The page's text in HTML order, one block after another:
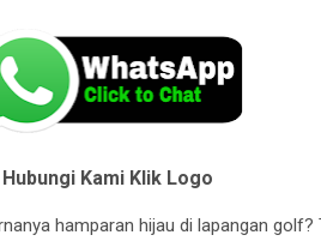
Hubungi Kami Klik Logo
hamparan hijau di lapangan golf?